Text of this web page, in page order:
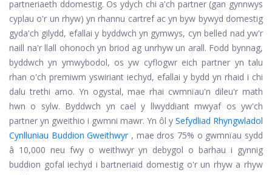
partneriaeth ddomestig. Os ydych chi a'ch partner (gan gynnwys
cyplau o'r un rhyw) yn rhannu cartref ac yn byw bywyd domestig
gyda'ch gilydd, efallai y byddwch yn gymwys, cyn belled nad yw'r
naill na'r llall ohonoch yn briod ag unrhyw un arall. Fodd bynnag,
byddwch yn ymwybodol, os yw cyflogwr eich partner yn talu
rhan o'ch premiwm yswiriant iechyd, efallai y bydd yn rhaid i chi
dalu trethi arno. Yn ogystal, mae rhai cwmnïau'n dileu'r math
hwn o sylw. Byddwch yn cael y llwyddiant mwyaf os yw'ch
partner yn gweithio i gwmni mawr. Yn ôl y Sefydliad Rhyngwladol
Cynlluniau Buddion Gweithwyr , mae dros 75% o gwmnïau sydd
â 10,000 neu fwy o weithwyr yn debygol o barhau i gynnig
buddion gofal iechyd i bartneriaid domestig o'r un rhyw a rhyw